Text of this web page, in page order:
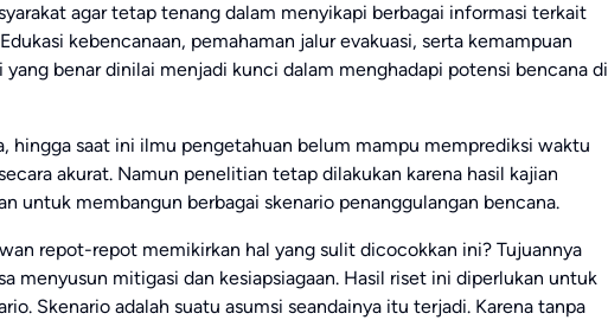
agar tetap tenang dalam menyikapi berbagai informasi terkait
kebencanaan, pemahaman jalur evakuasi, serta kemampuan
benar dinilai menjadi kunci dalam menghadapi potensi bencana di
hingga saat ini ilmu pengetahuan belum mampu memprediksi waktu
akurat. Namun penelitian tetap dilakukan karena hasil kajian
untuk membangun berbagai skenario penanggulangan bencana.
repot-repot memikirkan hal yang sulit dicocokkan ini? Tujuannya
menyusun mitigasi dan kesiapsiagaan. Hasil riset ini diperlukan untuk
Skenario adalah suatu asumsi seandainya itu terjadi. Karena tanpa